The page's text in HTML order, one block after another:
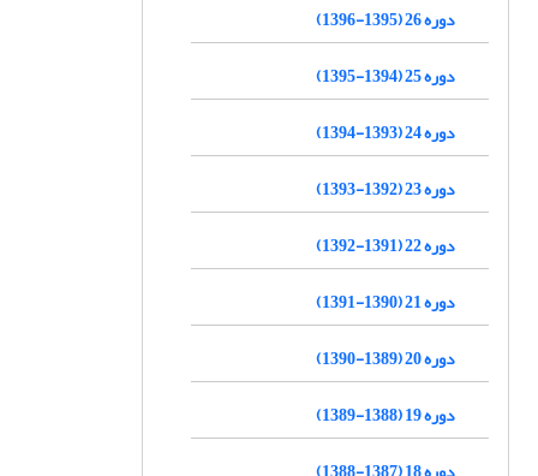
دوره 26 (1395-1396)
دوره 25 (1394-1395)
دوره 24 (1393-1394)
دوره 23 (1392-1393)
دوره 22 (1391-1392)
دوره 21 (1390-1391)
دوره 20 (1389-1390)
دوره 19 (1388-1389)